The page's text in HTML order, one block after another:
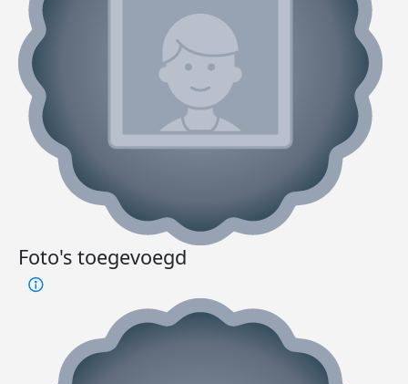
Foto's toegevoegd